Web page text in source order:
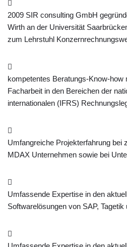
2009 SIR consulting GmbH
Wirth an der Universität
zum Lehrstuhl
kompetentes Beratungs-Know-how
Facharbeit in den Bereichen der
internationalen (IFRS)
Umfangreiche Projekterfahrung bei
MDAX Unternehmen sowie bei
Umfassende Expertise in den
Softwarelösungen von SAP, Tagetik